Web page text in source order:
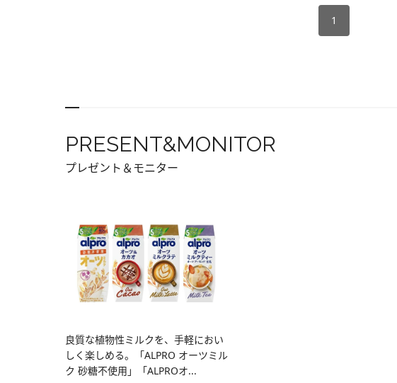
1
PRESENT&MONITOR
プレゼント＆モニター
良質な植物性ミルクを、手軽におい
しく楽しめる。「ALPRO オーツミル
ク 砂糖不使用」「ALPROオ...